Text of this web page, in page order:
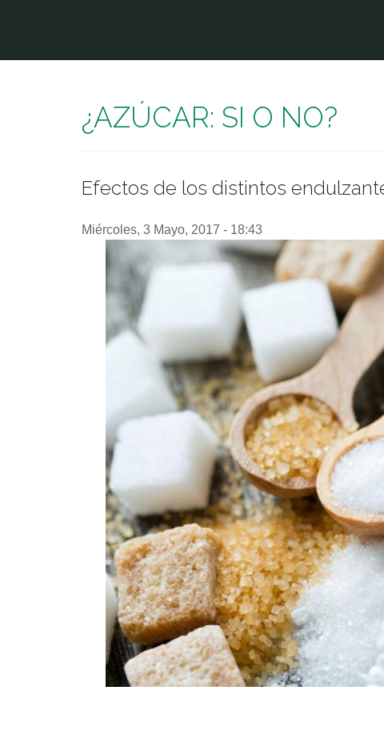
¿AZÚCAR: SI O NO?
Efectos de los distintos
Miércoles, 3 Mayo, 2017 - 18:43